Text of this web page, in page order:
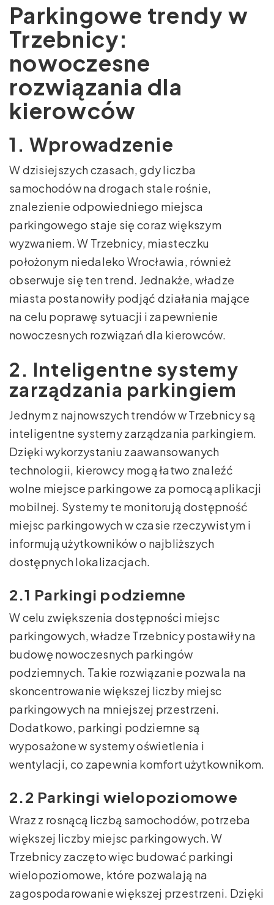
Parkingowe trendy w
Trzebnicy:
nowoczesne
rozwiązania dla
kierowców
1. Wprowadzenie
W dzisiejszych czasach, gdy liczba
samochodów na drogach stale rośnie,
znalezienie odpowiedniego miejsca
parkingowego staje się coraz większym
wyzwaniem. W Trzebnicy, miasteczku
położonym niedaleko Wrocławia, również
obserwuje się ten trend. Jednakże, władze
miasta postanowiły podjąć działania mające
na celu poprawę sytuacji i zapewnienie
nowoczesnych rozwiązań dla kierowców.
2. Inteligentne systemy
zarządzania parkingiem
Jednym z najnowszych trendów w Trzebnicy są
inteligentne systemy zarządzania parkingiem.
Dzięki wykorzystaniu zaawansowanych
technologii, kierowcy mogą łatwo znaleźć
wolne miejsce parkingowe za pomocą aplikacji
mobilnej. Systemy te monitorują dostępność
miejsc parkingowych w czasie rzeczywistym i
informują użytkowników o najbliższych
dostępnych lokalizacjach.
2.1 Parkingi podziemne
W celu zwiększenia dostępności miejsc
parkingowych, władze Trzebnicy postawiły na
budowę nowoczesnych parkingów
podziemnych. Takie rozwiązanie pozwala na
skoncentrowanie większej liczby miejsc
parkingowych na mniejszej przestrzeni.
Dodatkowo, parkingi podziemne są
wyposażone w systemy oświetlenia i
wentylacji, co zapewnia komfort użytkownikom.
2.2 Parkingi wielopoziomowe
Wraz z rosnącą liczbą samochodów, potrzeba
większej liczby miejsc parkingowych. W
Trzebnicy zaczęto więc budować parkingi
wielopoziomowe, które pozwalają na
zagospodarowanie większej przestrzeni. Dzięki